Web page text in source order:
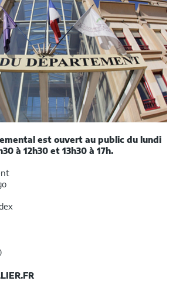
est ouvert au public du lundi
à 12h30 et 13h30 à 17h.